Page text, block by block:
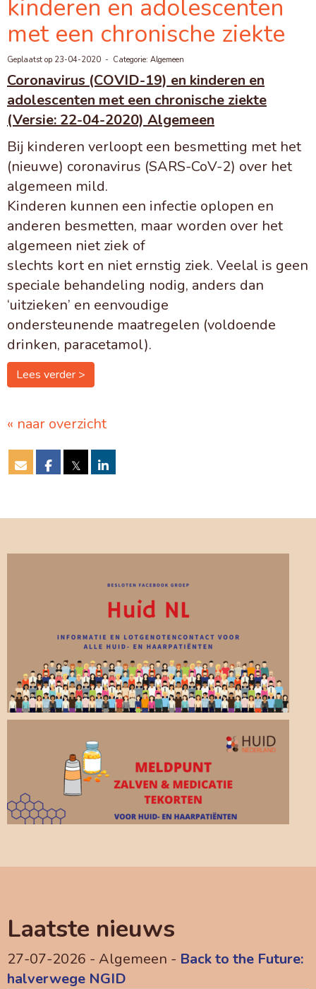
kinderen en adolescenten
met een chronische ziekte
Geplaatst op 23-04-2020 - Categorie: Algemeen
Coronavirus (COVID-19) en kinderen en
adolescenten met een chronische ziekte
(Versie: 22-04-2020) Algemeen
Bij kinderen verloopt een besmetting met het
(nieuwe) coronavirus (SARS-CoV-2) over het
algemeen mild.
Kinderen kunnen een infectie oplopen en
anderen besmetten, maar worden over het
algemeen niet ziek of
slechts kort en niet ernstig ziek. Veelal is geen
speciale behandeling nodig, anders dan
‘uitzieken’ en eenvoudige
ondersteunende maatregelen (voldoende
drinken, paracetamol).
Lees verder >
« naar overzicht
𝕏
Laatste nieuws
27-07-2026 - Algemeen - Back to the Future:
halverwege NGID